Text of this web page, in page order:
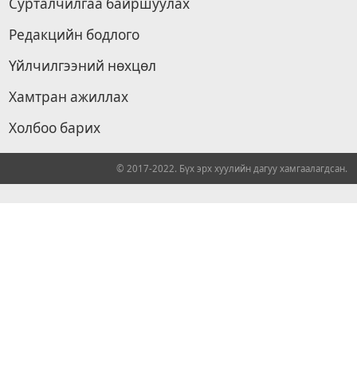
Редакцийн бодлого
Үйлчилгээний нөхцөл
Хамтран ажиллах
Холбоо барих
© 2017-2022. Бүх эрх хуулийн дагуу хамгаалагдсан.